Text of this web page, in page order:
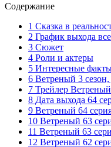
Содержание
1 Сказка в
2 График выхода
3 Сюжет
4 Роли и актеры
5 Интересные
6 Ветреный 3 сезон,
7 Трейлер Ветреный
8 Дата выхода 64
9 Ветреный 64
10 Ветреный 63
11 Ветреный 63
12 Ветреный 62